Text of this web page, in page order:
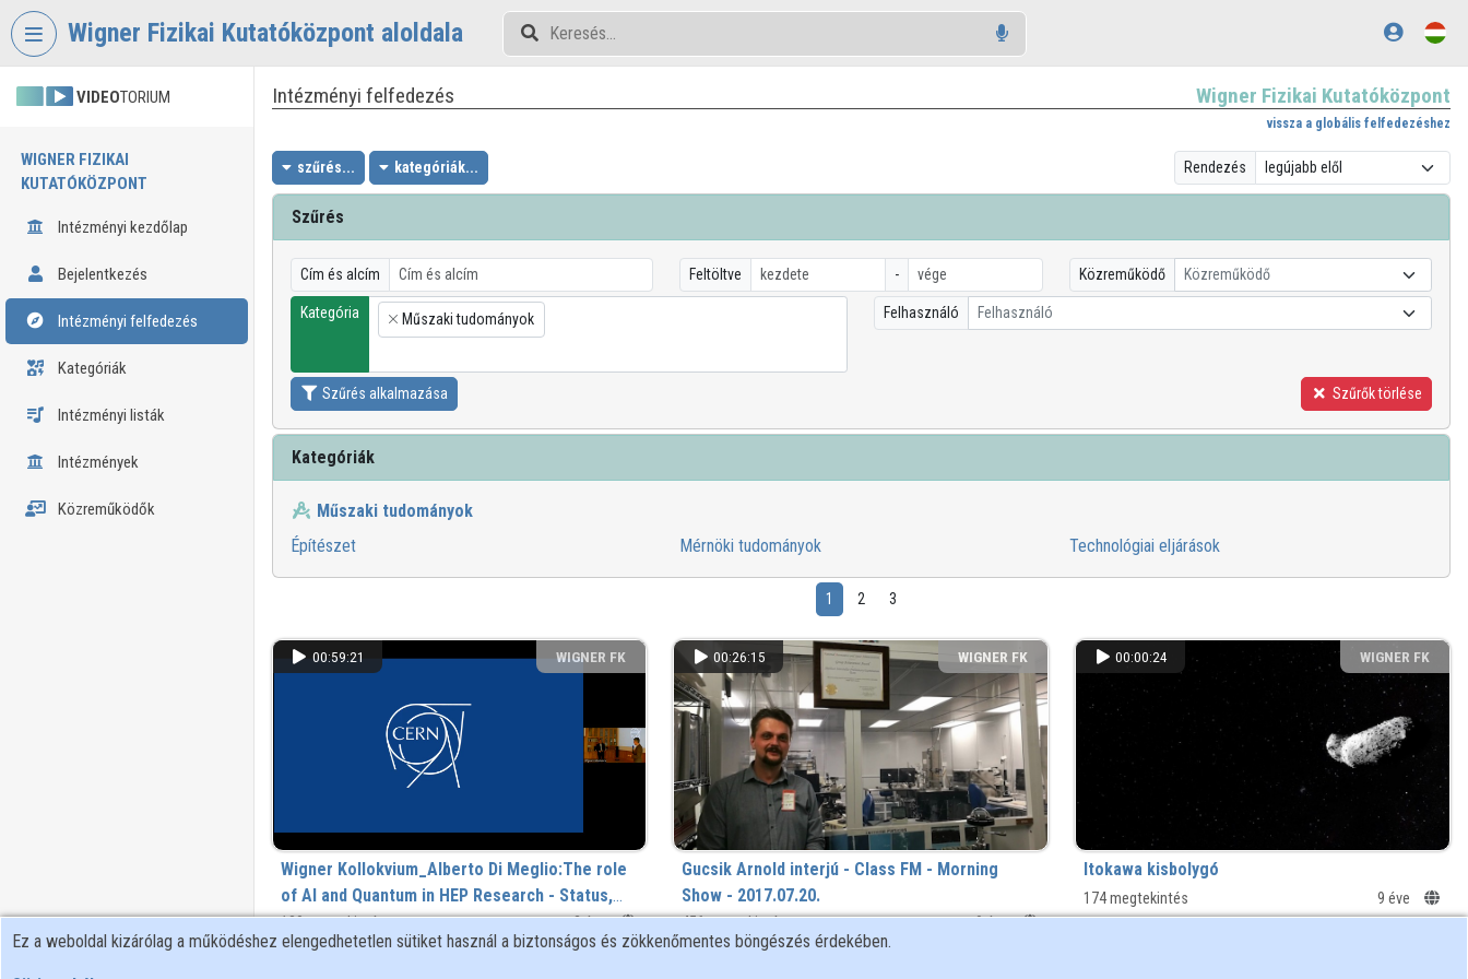
Fejléc kihagyása
Wigner Fizikai Kutatóközpont aloldala
VIDEOTORIUM
WIGNER FIZIKAI
KUTATÓKÖZPONT
Intézményi kezdőlap
Bejelentkezés
Intézményi felfedezés
Kategóriák
Intézményi listák
Intézmények
Közreműködők
Intézményi felfedezés Wigner Fizikai Kutatóközpont
vissza a globális felfedezéshez
szűrés... kategóriák... Rendezés
Szűrés
Cím és alcím Feltöltve - Közreműködő Közreműködő
Kategória
×
Műszaki tudományok Felhasználó Felhasználó
Szűrés alkalmazása Szűrők törlése
Kategóriák
Műszaki tudományok
Építészet
Mérnöki tudományok Technológiai eljárások
1 2 3
00:59:21 WIGNER FK
Wigner Kollokvium_Alberto Di Meglio:The role
of AI and Quantum in HEP Research - Status,
challenges and opportunities
130 megtekintés 2 éve
00:26:15 WIGNER FK
Gucsik Arnold interjú - Class FM - Morning
Show - 2017.07.20.
A Morning Show vendége volt kollégánk, Gucsik Arnold
456 megtekintés 9 éve
00:00:24 WIGNER FK
Itokawa kisbolygó
174 megtekintés 9 éve
Ez a weboldal kizárólag a működéshez elengedhetetlen sütiket használ a biztonságos és zökkenőmentes böngészés érdekében.